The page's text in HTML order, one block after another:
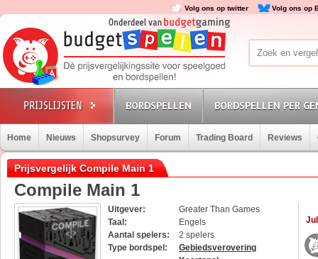
Volg ons op twitter Volg ons op
BORDSPELLEN BORDSPELLEN PER
Home Nieuws Shopsurvey Forum Trading Board Reviews
Prijsvergelijk Compile Main 1
Compile Main 1
Uitgever:
Greater Than Games
Taal:
Engels
Aantal spelers:
2 spelers
Type bordspel:
Gebiedsverovering